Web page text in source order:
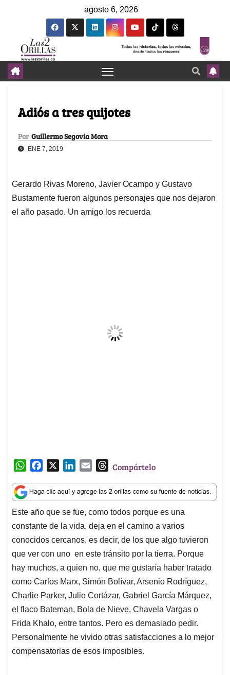
agosto 6, 2026
Adiós a tres quijotes
Por Guillermo Segovia Mora
ENE 7, 2019
Gerardo Rivas Moreno, Javier Ocampo y Gustavo
Bustamente fueron algunos personajes que nos dejaron
el año pasado. Un amigo los recuerda
W
a
t
s
A
p
p
c
e
b
o
o
k
n
k
e
d
I
n
a
i
l
T
r
e
a
d
s
Compártelo
Este año que se fue, como todos porque es una
constante de la vida, deja en el camino a varios
conocidos cercanos, es decir, de los que algo tuvieron
que ver con uno en este tránsito por la tierra. Porque
hay muchos, a quien no, que me gustaría haber tratado
como Carlos Marx, Simón Bolívar, Arsenio Rodríguez,
Charlie Parker, Julio Cortázar, Gabriel García Márquez,
el flaco Bateman, Bola de Nieve, Chavela Vargas o
Frida Khalo, entre tantos. Pero es demasiado pedir.
Personalmente he vivido otras satisfacciones a lo mejor
compensatorias de esos imposibles.